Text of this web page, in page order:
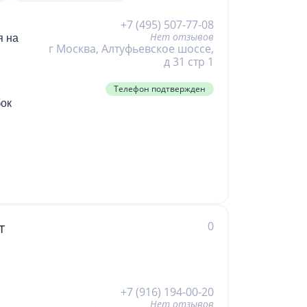
на
+7 (495) 507-77-08
Нет отзывов
г Москва, Алтуфьевское шоссе,
д 31 стр 1
Телефон подтвержден
0
+7 (916) 194-00-20
Нет отзывов